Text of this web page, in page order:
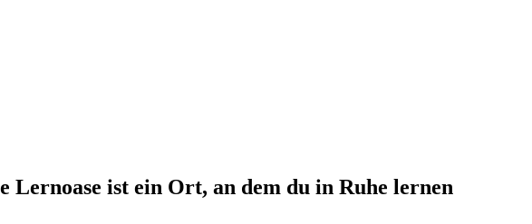
Lernoase ist ein Ort, an dem du in Ruhe lernen